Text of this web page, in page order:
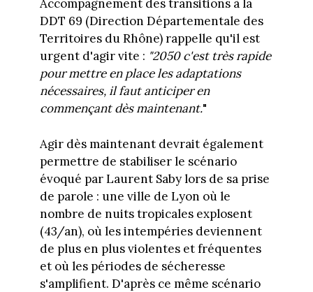
Accompagnement des transitions à la
DDT 69 (Direction Départementale des
Territoires du Rhône) rappelle qu'il est
urgent d'agir vite : "2050 c'est très rapide
pour mettre en place les adaptations
nécessaires, il faut anticiper en
commençant dès maintenant."
Agir dès maintenant devrait également
permettre de stabiliser le scénario
évoqué par Laurent Saby lors de sa prise
de parole : une ville de Lyon où le
nombre de nuits tropicales explosent
(43/an), où les intempéries deviennent
de plus en plus violentes et fréquentes
et où les périodes de sécheresse
s'amplifient. D'après ce même scénario